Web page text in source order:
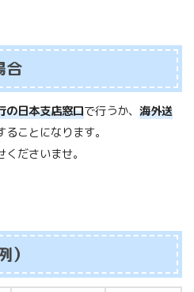
合
の日本支店窓口で行うか、 海外送
ることになります。
ださいませ。
）